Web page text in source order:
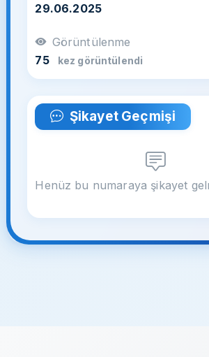
29.06.2025
Görüntülenme
75
kez görüntülendi
Şikayet Geçmişi
Henüz bu numaraya şikayet